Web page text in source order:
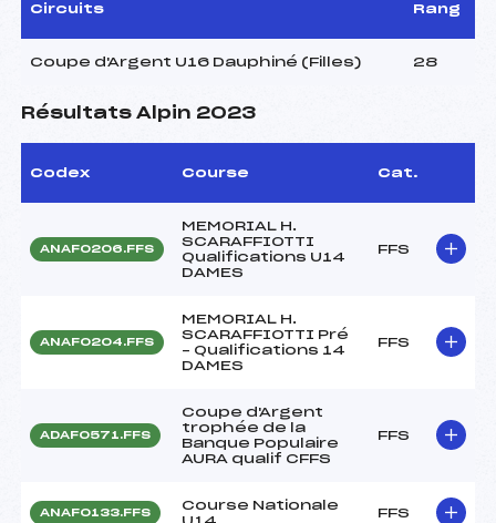
Circuits Rang
Coupe d'Argent U16 Dauphiné (Filles) 28
Résultats Alpin 2023
Codex Course Cat.
ANAF0206.FFS
MEMORIAL H.
SCARAFFIOTTI
Qualifications U14
DAMES
FFS
ANAF0204.FFS
MEMORIAL H.
SCARAFFIOTTI Pré
– Qualifications 14
DAMES
FFS
ADAF0571.FFS
Coupe d'Argent
trophée de la
Banque Populaire
AURA qualif CFFS
FFS
ANAF0133.FFS
Course Nationale
U14
FFS